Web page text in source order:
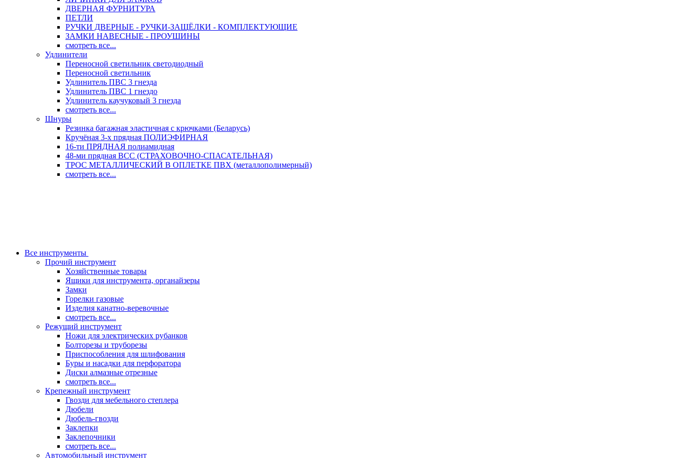
ДВЕРНАЯ ФУРНИТУРА
ПЕТЛИ
РУЧКИ ДВЕРНЫЕ - РУЧКИ-ЗАЩЁЛКИ - КОМПЛЕКТУЮЩИЕ
ЗАМКИ НАВЕСНЫЕ - ПРОУШИНЫ
смотреть все...
Удлинители
Переносной светильник светодиодный
Переносной светильник
Удлинитель ПВС 3 гнезда
Удлинитель ПВС 1 гнездо
Удлинитель каучуковый 3 гнезда
смотреть все...
Шнуры
Резинка багажная эластичная с крючками (Беларусь)
Кручёная 3-х прядная ПОЛИЭФИРНАЯ
16-ти ПРЯДНАЯ полиамидная
48-ми прядная ВСС (СТРАХОВОЧНО-СПАСАТЕЛЬНАЯ)
ТРОС МЕТАЛЛИЧЕСКИЙ В ОПЛЕТКЕ ПВХ (металлополимерный)
смотреть все...
Все инструменты
Прочий инструмент
Хозяйственные товары
Ящики для инструмента, органайзеры
Замки
Горелки газовые
Изделия канатно-веревочные
смотреть все...
Режущий инструмент
Ножи для электрических рубанков
Болторезы и труборезы
Приспособления для шлифования
Буры и насадки для перфоратора
Диски алмазные отрезные
смотреть все...
Крепежный инструмент
Гвозди для мебельного степлера
Дюбели
Дюбель-гвозди
Заклепки
Заклепочники
смотреть все...
Автомобильный инструмент